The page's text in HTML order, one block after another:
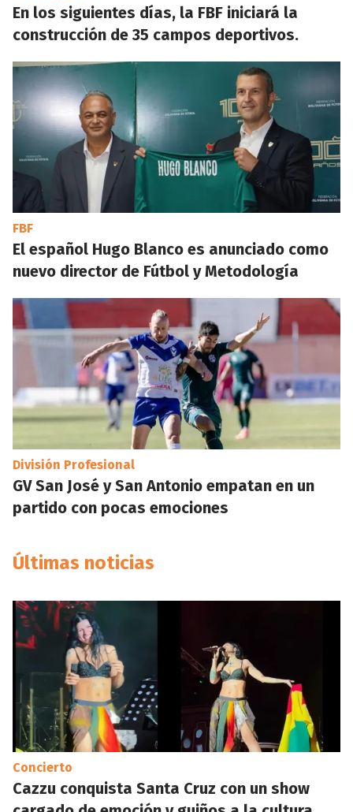
En los siguientes días, la FBF iniciará la
construcción de 35 campos deportivos.
FBF
El español Hugo Blanco es anunciado como
nuevo director de Fútbol y Metodología
División Profesional
GV San José y San Antonio empatan en un
partido con pocas emociones
Últimas noticias
Concierto
Cazzu conquista Santa Cruz con un show